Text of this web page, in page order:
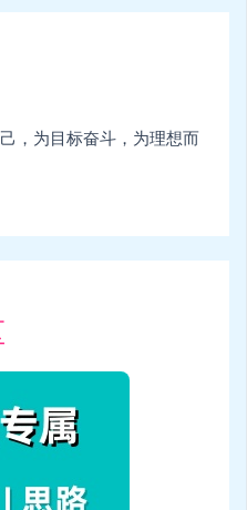
，为目标奋斗，为理想而